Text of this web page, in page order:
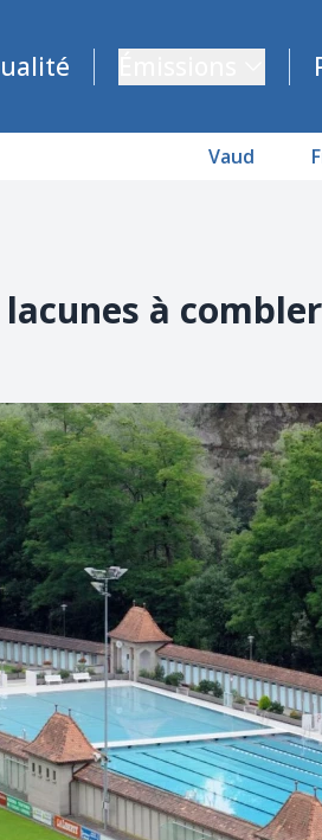
Vaud et Fribourg
Vaud
à